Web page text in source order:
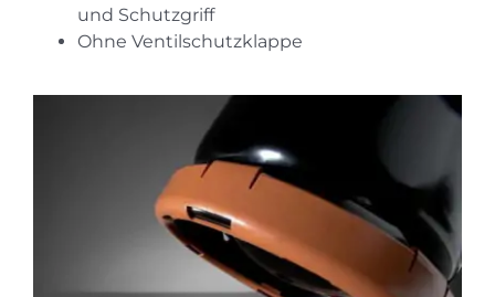
und Schutzgriff
Ohne Ventilschutzklappe